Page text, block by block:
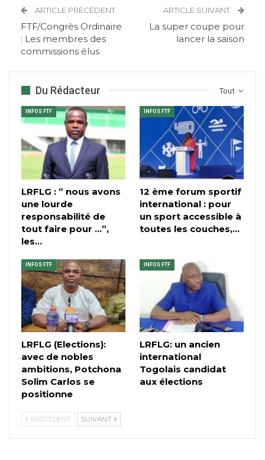
ARTICLE PRÉCÉDENT
FTF/Congrès Ordinaire
: Les membres des
commissions élus
ARTICLE SUIVANT
La super coupe pour
lancer la saison
Tout
Du Rédacteur
INFOS FTF
LRFLG : ” nous avons
une lourde
responsabilité de
tout faire pour …”,
les…
INFOS FTF
12 ème forum sportif
international : pour
un sport accessible à
toutes les couches,…
INFOS FTF
LRFLG (Elections):
avec de nobles
ambitions, Potchona
Solim Carlos se
positionne
INFOS FTF
LRFLG: un ancien
international
Togolais candidat
aux élections
PRÉCÉDENT SUIVANT